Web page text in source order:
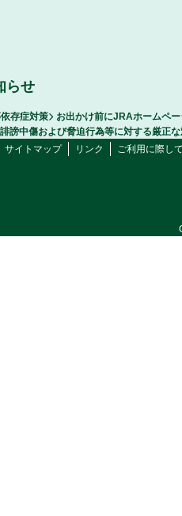
らせ
存症対策
お出かけ前にJRAホームペ
謗中傷および脅迫行為等に対する厳正
サイトマップ リンク ご利用に際し